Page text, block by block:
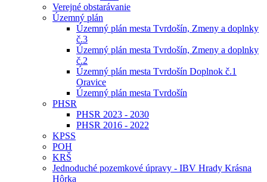
Verejné obstarávanie
Územný plán
Územný plán mesta Tvrdošín, Zmeny a doplnky
č.3
Územný plán mesta Tvrdošín, Zmeny a doplnky
č.2
Územný plán mesta Tvrdošín Doplnok č.1
Oravice
Územný plán mesta Tvrdošín
PHSR
PHSR 2023 - 2030
PHSR 2016 - 2022
KPSS
POH
KRŠ
Jednoduché pozemkové úpravy - IBV Hrady Krásna
Hôrka